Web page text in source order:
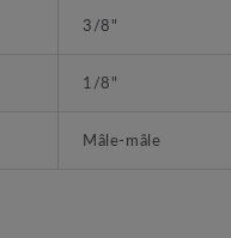
3/8"
1/8"
Mâle-mâle